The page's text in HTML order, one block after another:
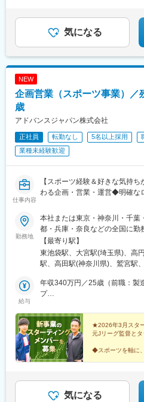
気になる
NEW
企画営業（スポーツ事業）／
歳
アドバンスジャパン株式会社
正社員 転勤なし 5名以上採用
業種未経験歓迎
仕事内容
【スポーツ経験＆好きな気持
わる企画・営業・運営◆明確な
勤務地
本社または東京・神奈川・千葉
都・兵庫・奈良などの全国に勤
島区）／転勤なし！U・Iター
PMO池袋8階◎池袋駅徒歩5分
好！■東北支店〒983-0852宮城
1H1O梅田茶屋町606■中部支
3-8-21伊勢町平和ビル5階■九州
ずれかの直営店、全国の他店
宮店◎テルル高円寺店◎テルル
ーテ 三郷店◎テルルイトーヨ
横浜高田店◎テルルアリオ鷲宮
【最寄り駅】
東池袋駅、大宮駅(埼玉県)、高
駅、高田駅(神奈川県)、鷲宮駅
給与
年収340万円／25歳（前職：
プ
プ
★2026年3月スタ
元Jリーグ監督とタ
◆スポーツを軸に
気になる